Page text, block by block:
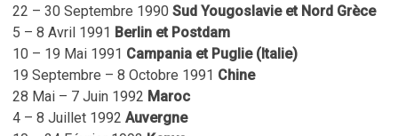
22 – 30 Septembre 1990 Sud Yougoslavie et Nord Grèce
5 – 8 Avril 1991 Berlin et Postdam
10 – 19 Mai 1991 Campania et Puglie (Italie)
19 Septembre – 8 Octobre 1991 Chine
28 Mai – 7 Juin 1992 Maroc
4 – 8 Juillet 1992 Auvergne